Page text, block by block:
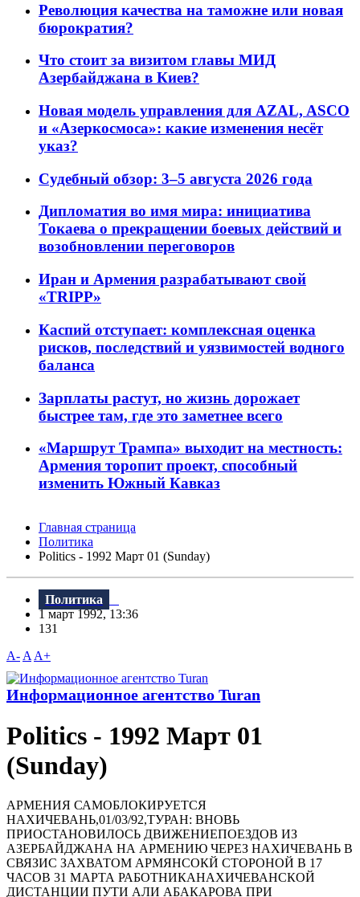
Революция качества на таможне или новая
бюрократия?
Что стоит за визитом главы МИД
Азербайджана в Киев?
Новая модель управления для AZAL, ASCO
и «Азеркосмоса»: какие изменения несёт
указ?
Судебный обзор: 3–5 августа 2026 года
Дипломатия во имя мира: инициатива
Токаева о прекращении боевых действий и
возобновлении переговоров
Иран и Армения разрабатывают свой
«TRIPP»
Каспий отступает: комплексная оценка
рисков, последствий и уязвимостей водного
баланса
Зарплаты растут, но жизнь дорожает
быстрее там, где это заметнее всего
«Маршрут Трампа» выходит на местность:
Армения торопит проект, способный
изменить Южный Кавказ
Главная страница
Политика
Politics - 1992 Март 01 (Sunday)
Политика
1 март 1992, 13:36
131
A- A A+
Информационное агентство Turan
Politics - 1992 Март 01
(Sunday)
АРМЕHИЯ САМОБЛОКИРУЕТСЯ
HАХИЧЕВАHЬ,01/03/92,ТУРАH: ВHОВЬ
ПРИОСТАHОВИЛОСЬ ДВИЖЕHИЕПОЕЗДОВ ИЗ
АЗЕРБАЙДЖАHА HА АРМЕHИЮ ЧЕРЕЗ HАХИЧЕВАHЬ В
СВЯЗИС ЗАХВАТОМ АРМЯHСОКЙ СТОРОHОЙ В 17
ЧАСОВ 31 МАРТА РАБОТHИКАHАХИЧЕВАHСКОЙ
ДИСТАHЦИИ ПУТИ АЛИ АБАКАРОВА ПРИ